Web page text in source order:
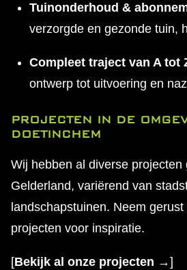
Tuinonderhoud &
verzorgde en gezonde tuin,
Compleet traject van A tot
ontwerp tot uitvoering en
PROJECTEN IN DE
DOETINCHEM
Wij hebben al diverse projecten
Gelderland, variërend van
landschapstuinen. Neem
projecten voor inspiratie.
[Bekijk al onze projecten →]